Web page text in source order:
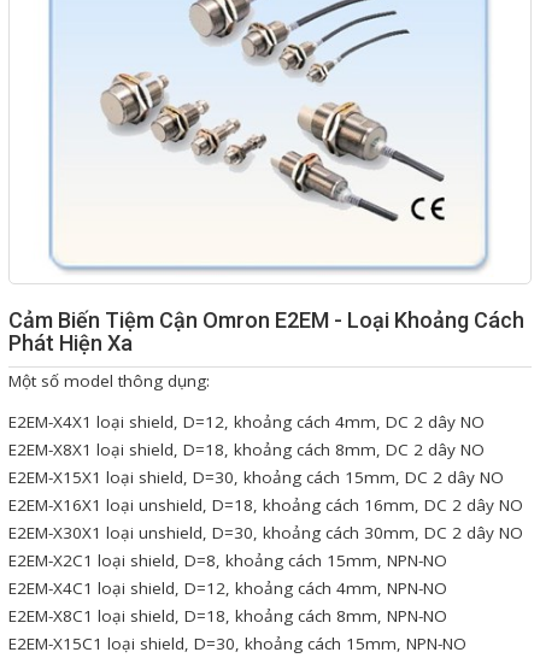
Cảm Biến Tiệm Cận Omron E2EM - Loại Khoảng Cách
Phát Hiện Xa
Một số model thông dụng:
E2EM-X4X1 loại shield, D=12, khoảng cách 4mm, DC 2 dây NO
E2EM-X8X1 loại shield, D=18, khoảng cách 8mm, DC 2 dây NO
E2EM-X15X1 loại shield, D=30, khoảng cách 15mm, DC 2 dây NO
E2EM-X16X1 loại unshield, D=18, khoảng cách 16mm, DC 2 dây NO
E2EM-X30X1 loại unshield, D=30, khoảng cách 30mm, DC 2 dây NO
E2EM-X2C1 loại shield, D=8, khoảng cách 15mm, NPN-NO
E2EM-X4C1 loại shield, D=12, khoảng cách 4mm, NPN-NO
E2EM-X8C1 loại shield, D=18, khoảng cách 8mm, NPN-NO
E2EM-X15C1 loại shield, D=30, khoảng cách 15mm, NPN-NO
Giải pháp quản lý bằng mã
Bảng LED điện tử
Bảng điện tử năng suất
Máy dò kim loại
Màn hình cảm ứng HMI
PLC - Bộ lập trình PLC
Biến tần
Máy tính công nghiệp
Motor Servo / Driver Servo
Cáp lập trình PLC - HMI -